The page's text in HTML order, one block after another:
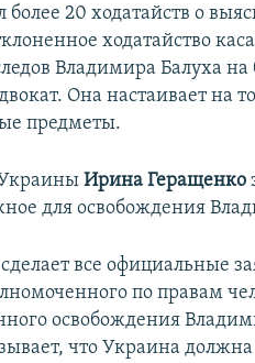
более 20 ходатайств о
ходатайство
Владимира Балуха на
Она настаивает на
предметы.
УкраиныИрина Геращенко
для освобождения
все официальные
по правам
освобождения
что Украина должна